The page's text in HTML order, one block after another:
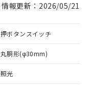
情報更新：2026/05/21
押ボタンスイッチ
丸胴形(φ30mm)
照光